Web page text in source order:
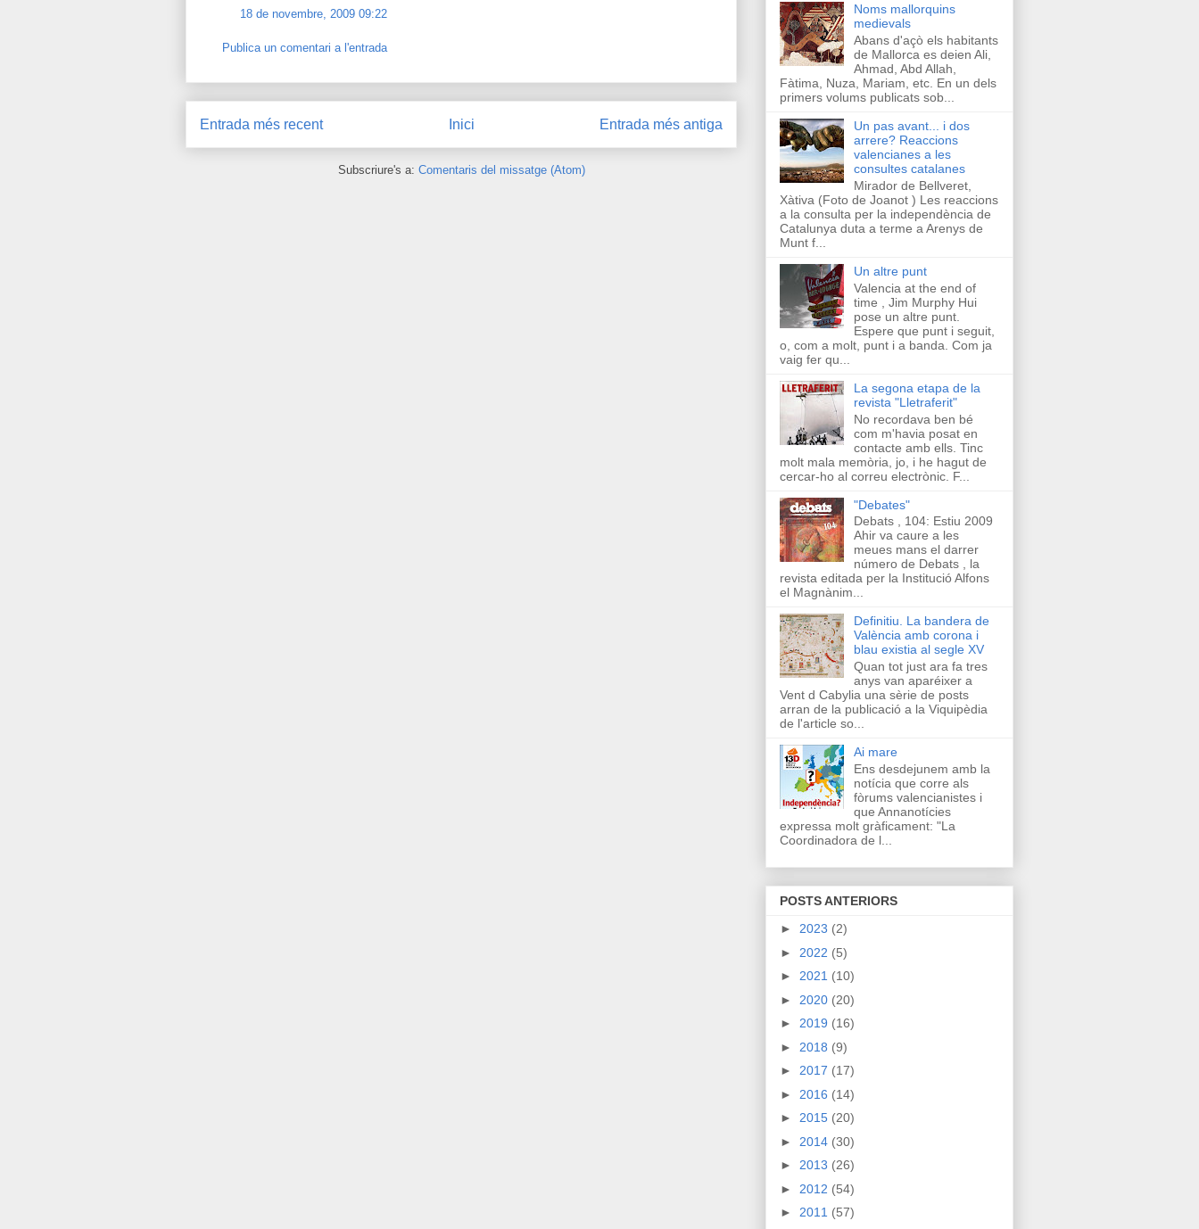
18 de novembre, 2009 09:22
Publica un comentari a l'entrada
Entrada més recent Entrada més antiga
Inici
Subscriure's a: Comentaris del missatge (Atom)
Noms mallorquins
medievals
Abans d'açò els habitants
de Mallorca es deien Ali,
Ahmad, Abd Allah,
Fàtima, Nuza, Mariam, etc. En un dels
primers volums publicats sob...
Un pas avant... i dos
arrere? Reaccions
valencianes a les
consultes catalanes
Mirador de Bellveret,
Xàtiva (Foto de Joanot ) Les reaccions
a la consulta per la independència de
Catalunya duta a terme a Arenys de
Munt f...
Un altre punt
Valencia at the end of
time , Jim Murphy Hui
pose un altre punt.
Espere que punt i seguit,
o, com a molt, punt i a banda. Com ja
vaig fer qu...
La segona etapa de la
revista "Lletraferit"
No recordava ben bé
com m'havia posat en
contacte amb ells. Tinc
molt mala memòria, jo, i he hagut de
cercar-ho al correu electrònic. F...
"Debates"
Debats , 104: Estiu 2009
Ahir va caure a les
meues mans el darrer
número de Debats , la
revista editada per la Institució Alfons
el Magnànim...
Definitiu. La bandera de
València amb corona i
blau existia al segle XV
Quan tot just ara fa tres
anys van aparéixer a
Vent d Cabylia una sèrie de posts
arran de la publicació a la Viquipèdia
de l'article so...
Ai mare
Ens desdejunem amb la
notícia que corre als
fòrums valencianistes i
que Annanotícies
expressa molt gràficament: "La
Coordinadora de l...
POSTS ANTERIORS
► 2023 (2)
► 2022 (5)
► 2021 (10)
► 2020 (20)
► 2019 (16)
► 2018 (9)
► 2017 (17)
► 2016 (14)
► 2015 (20)
► 2014 (30)
► 2013 (26)
► 2012 (54)
► 2011 (57)